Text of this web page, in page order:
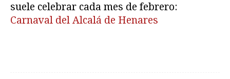
suele celebrar cada mes de febrero:
Carnaval del Alcalá de Henares